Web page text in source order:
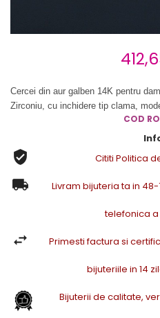
Cercei din aur galben 14K pentru
Zirconiu, cu inchidere tip clama,
COD
Cititi Politica
Livram bijuteria ta in
telefonica
Primesti factura si
bijuteriile in 14
Bijuterii de calitate,